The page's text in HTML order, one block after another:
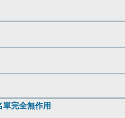
完全無作用